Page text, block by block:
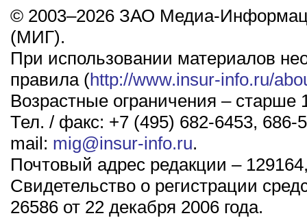
© 2003–2026 ЗАО Медиа-
(МИГ).
При использовании материалов
правила (http://www.insur-info.ru/
Возрастные ограничения – старше
Тел. / факс: +7 (495) 682-6453, 686-
mail: mig@insur-info.ru.
Почтовый адрес редакции –
Свидетельство о регистрации
26586 от 22 декабря 2006 года.